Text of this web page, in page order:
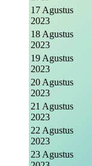
17 Agustus
2023
18 Agustus
2023
19 Agustus
2023
20 Agustus
2023
21 Agustus
2023
22 Agustus
2023
23 Agustus